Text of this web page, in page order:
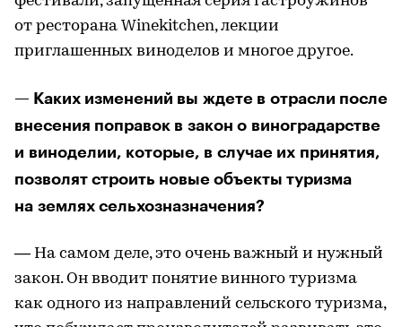
от ресторана Winekitchen, лекции
приглашенных виноделов и многое другое.
— Каких изменений вы ждете в отрасли после
внесения поправок в закон о виноградарстве
и виноделии, которые, в случае их принятия,
позволят строить новые объекты туризма
на землях сельхозназначения?
— На самом деле, это очень важный и нужный
закон. Он вводит понятие винного туризма
как одного из направлений сельского туризма,